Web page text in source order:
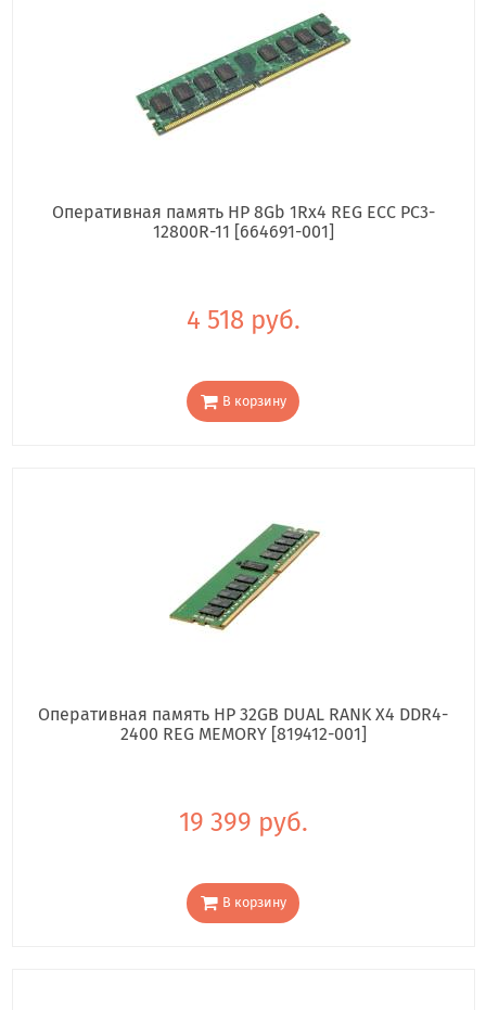
Оперативная память HP 8Gb 1Rx4 REG ECC PC3-
12800R-11 [664691-001]
4 518 руб.
В корзину
Оперативная память HP 32GB DUAL RANK X4 DDR4-
2400 REG MEMORY [819412-001]
19 399 руб.
В корзину